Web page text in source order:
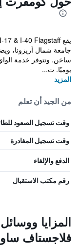
جامعة شمال أريزونا،
ساخن. وتتوفر خدمة
يوميًا. ت...
المزيد
من الجيد أن تعلم
وقت تسجيل الصعود
وقت تسجيل المغادرة
الدفع والإلغاء
رقم مكتب الاستقبال
المزايا
فلاجستاف